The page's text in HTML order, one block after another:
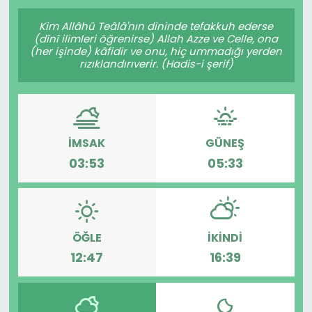
Kim Allâhü Teâlâ'nın dininde tefakkuh ederse
(dînî ilimleri öğrenirse) Allah Azze ve Celle, ona
(her işinde) kâfidir ve onu, hiç ummadığı yerden
rızıklandırıverir. (Hadis-i şerif)
İMSAK
03:53
GÜNEŞ
05:33
ÖĞLE
12:47
İKINDI
16:39
Gündem
KKTC
KKTC YEREL SEÇİM 2018
Kültür Sanat
Magazin
Nöbetçi Eczaneler
Otomobil Dünyası